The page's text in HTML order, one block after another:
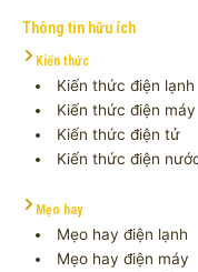
Thông tin hữu ích
Kiến thức
Kiến thức điện lạnh
Kiến thức điện máy
Kiến thức điện tử
Kiến thức điện
Mẹo hay
Mẹo hay điện lạnh
Mẹo hay điện máy